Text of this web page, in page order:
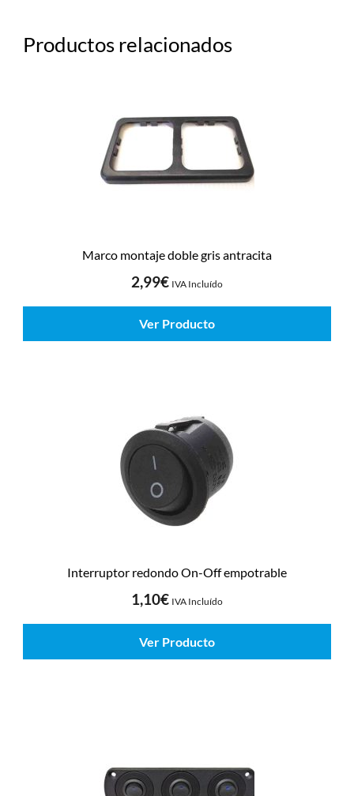
Productos relacionados
Marco montaje doble gris antracita
2,99€ IVA Incluído
Ver Producto
Interruptor redondo On-Off empotrable
1,10€ IVA Incluído
Ver Producto